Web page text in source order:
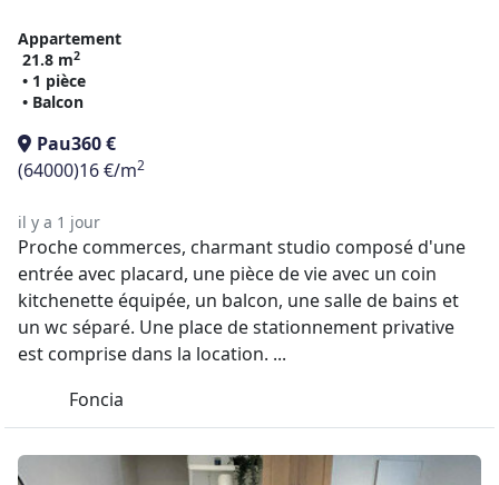
Appartement
21.8 m2
• 1 pièce
• Balcon
Pau360 €
(64000)16 €/m2
il y a 1 jour
Proche commerces, charmant studio composé d'une
entrée avec placard, une pièce de vie avec un coin
kitchenette équipée, un balcon, une salle de bains et
un wc séparé. Une place de stationnement privative
est comprise dans la location. ...
Foncia